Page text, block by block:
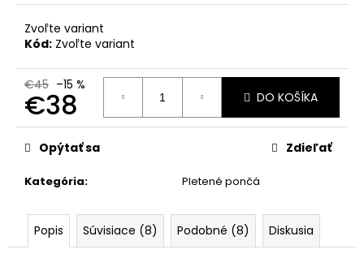
Zvoľte variant
Kód: Zvoľte variant
€45 –15 %
€38
Jednotková
cena:
DO KOŠÍKA
Kategória: Pletené pončá
Opýtať sa Zdieľať
Popis Súvisiace (8) Podobné (8) Diskusia
IT-
RAMOSA
€55
€90